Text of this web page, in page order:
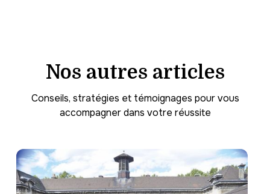
Nos autres articles
Conseils, stratégies et témoignages pour vous
accompagner dans votre réussite